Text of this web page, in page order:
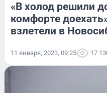
«В холод решили
комфорте
взлетели в
11 января, 2023, 09:25 17